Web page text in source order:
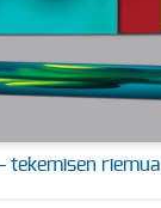
tekemisen riemua